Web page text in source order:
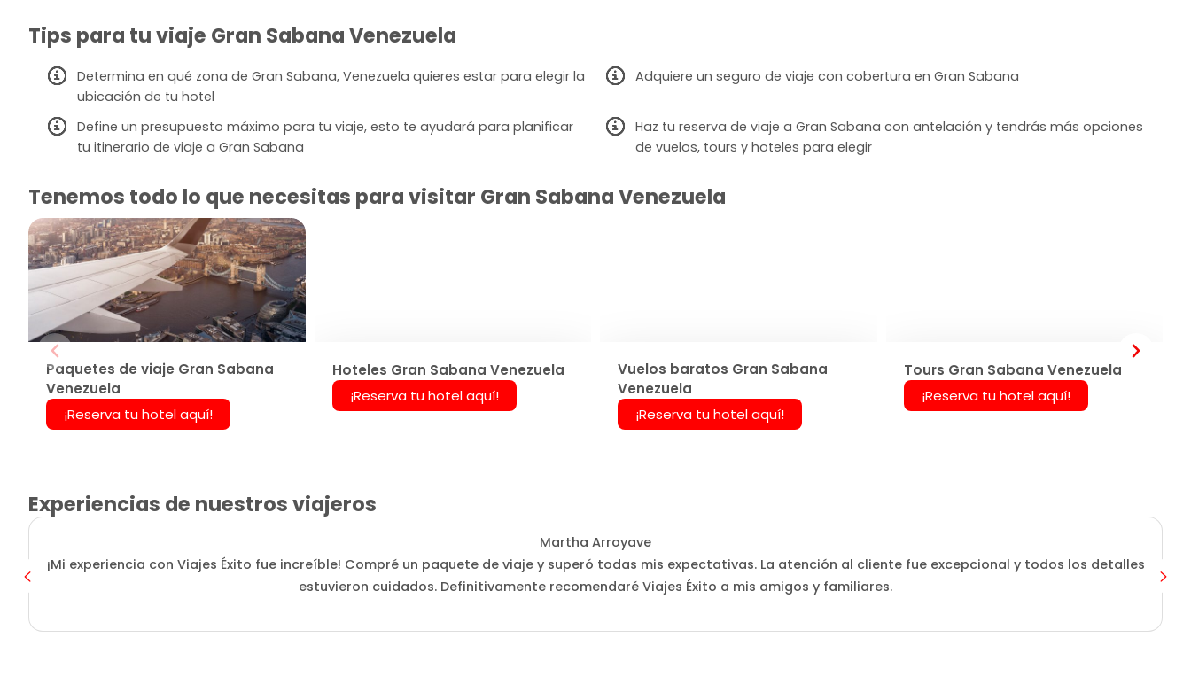
Tips para tu viaje Gran Sabana Venezuela
Determina en qué zona de Gran Sabana, Venezuela quieres estar para elegir la
ubicación de tu hotel
Adquiere un seguro de viaje con cobertura en Gran Sabana
Define un presupuesto máximo para tu viaje, esto te ayudará para planificar
tu itinerario de viaje a Gran Sabana
Haz tu reserva de viaje a Gran Sabana con antelación y tendrás más opciones
de vuelos, tours y hoteles para elegir
Tenemos todo lo que necesitas para visitar Gran Sabana Venezuela
Paquetes de viaje Gran Sabana
Venezuela
¡Reserva tu hotel aquí!
Hoteles Gran Sabana Venezuela
¡Reserva tu hotel aquí!
Vuelos baratos Gran Sabana
Venezuela
¡Reserva tu hotel aquí!
Tours Gran Sabana Venezuela
¡Reserva tu hotel aquí!
Experiencias de nuestros viajeros
Martha Arroyave
¡Mi experiencia con Viajes Éxito fue increíble! Compré un paquete de viaje y superó todas mis expectativas. La atención al cliente fue excepcional y todos los detalles
estuvieron cuidados. Definitivamente recomendaré Viajes Éxito a mis amigos y familiares.